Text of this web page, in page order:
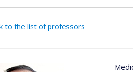
to the list of professors